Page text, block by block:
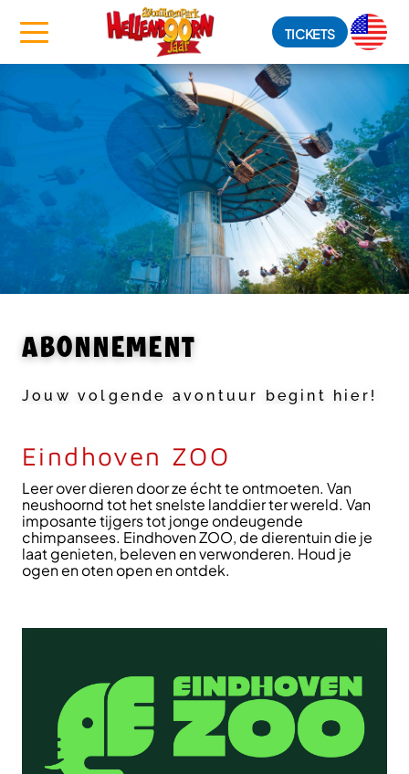
TICKETS
ABONNEMENT
Jouw volgende avontuur begint hier!
Eindhoven ZOO
Leer over dieren door ze écht te ontmoeten. Van
neushoornd tot het snelste landdier ter wereld. Van
imposante tijgers tot jonge ondeugende
chimpansees. Eindhoven ZOO, de dierentuin die je
laat genieten, beleven en verwonderen. Houd je
ogen en oten open en ontdek.